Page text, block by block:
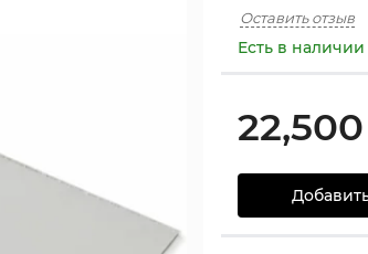
Оставить отзыв
Есть в наличии
22,500